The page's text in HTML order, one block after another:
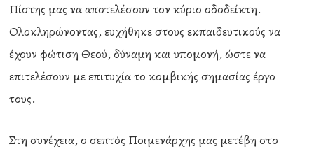
Πίστης μας να αποτελέσουν τον κύριο οδοδείκτη.
Ολοκληρώνοντας, ευχήθηκε στους εκπαιδευτικούς να
έχουν φώτιση Θεού, δύναμη και υπομονή, ώστε να
επιτελέσουν με επιτυχία το κομβικής σημασίας έργο
τους.
Στη συνέχεια, ο σεπτός Ποιμενάρχης μας μετέβη στο